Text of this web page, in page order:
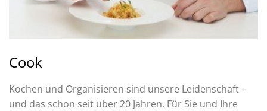
Cook
Kochen und Organisieren sind unsere Leidenschaft –
und das schon seit über 20 Jahren. Für Sie und Ihre